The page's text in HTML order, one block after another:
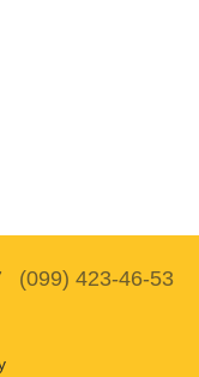
(099) 423-46-53